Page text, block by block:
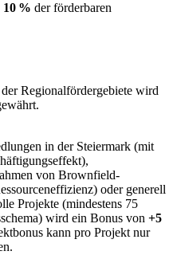
10 % der förderbaren
Regionalfördergebiete wird
in der Steiermark (mit
von Brownfield-
oder generell
Projekte (mindestens 75
wird ein Bonus von +5
kann pro Projekt nur